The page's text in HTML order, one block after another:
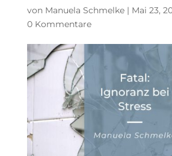
von Manuela Schmelke| Mai 23,
0 Kommentare